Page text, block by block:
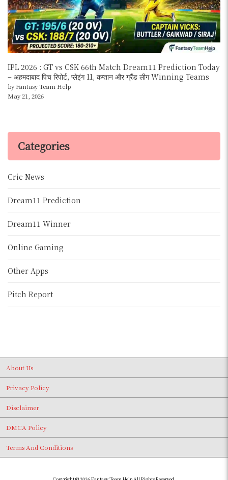
IPL 2026 : GT vs CSK 66th Match Dream11 Prediction Today
– अहमदाबाद पिच रिपोर्ट, प्लेइंग 11, कप्तान और ग्रैंड लीग Winning Teams
by Fantasy Team Help
May 21, 2026
Categories
Cric News
Dream11 Prediction
Dream11 Winner
Online Gaming
Other Apps
Pitch Report
About Us
Privacy Policy
Disclaimer
DMCA Policy
Terms And Conditions